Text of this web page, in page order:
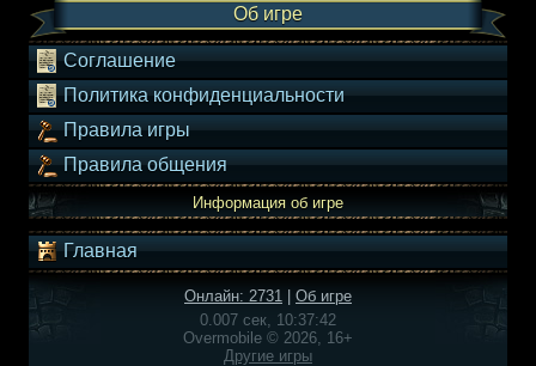
Об игре
Соглашение
Политика конфиденциальности
Правила игры
Правила общения
Информация об игре
Главная
Онлайн: 2731
Об игре
0.007 сек, 10:37:42
Overmobile © 2026, 16+
Другие игры